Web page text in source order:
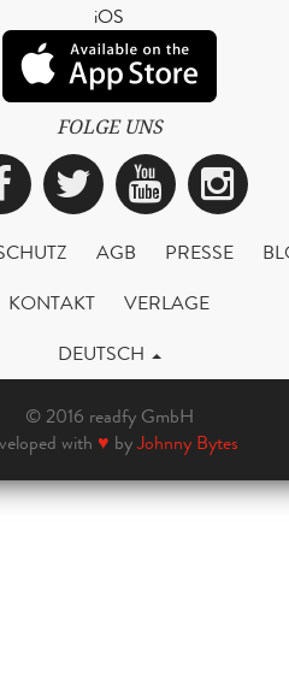
iOS
FOLGE UNS
Facebook
Twitter
AGB PRESSE
KONTAKT
VERLAGE
DEUTSCH
© 2016 readfy GmbH
with ♥ byJohnny Bytes